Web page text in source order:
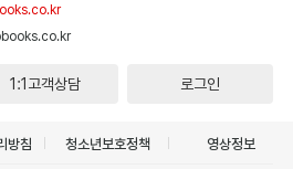
1:1고객상담 로그인
방침 청소년보호정책 영상정보